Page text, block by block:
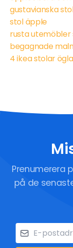
gustavianska
stol äpple
rusta
begagnade
4 ikea stolar
Prenumerera
på de